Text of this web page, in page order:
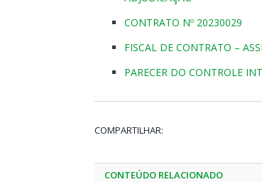
CONTRATO Nº 20230029
FISCAL DE CONTRATO –
PARECER DO CONTROLE
COMPARTILHAR:
CONTEÚDO RELACIONADO